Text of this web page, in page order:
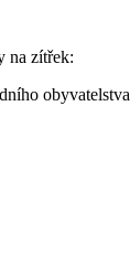
na zítřek:
obyvatelstva